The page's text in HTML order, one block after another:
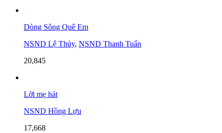
Dòng Sông Quê Em
NSND Lệ Thủy, NSND Thanh Tuấn
20,845
Lời mẹ hát
NSND Hồng Lựu
17,668